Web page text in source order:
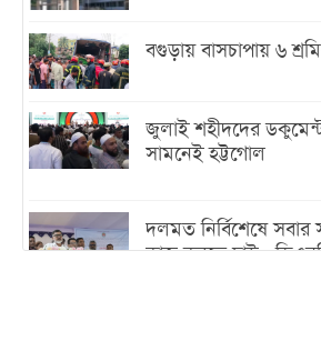
বগুড়ায় বাসচাপায় ৬
জুলাই শহীদদের
সামনেই হট্টগোল
দলমত নির্বিশেষে
কাজ করতে চাই :